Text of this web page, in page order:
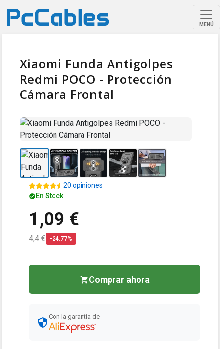
MENÚ
Xiaomi Funda Antigolpes
Redmi POCO - Protección
Cámara Frontal
20 opiniones
En Stock
1,09 €
4,4 € -24.77%
Comprar ahora
Con la garantía de